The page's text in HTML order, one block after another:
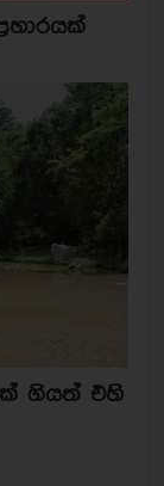
ගියත් එහි